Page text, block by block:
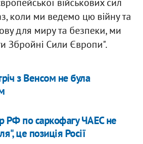
коли ми ведемо цю війну та
для миру та безпеки, ми
Збройні Сили Європи".
з Венсом не була
РФ по саркофагу ЧАЕС не
це позиція Росії